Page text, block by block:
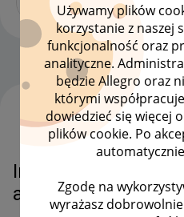
Używamy plików
korzystanie z naszej
funkcjonalność oraz
analityczne.
będzie Allegro oraz
którymi
dowiedzieć się więcej
plików cookie. Po
Zgodę na
wyrażasz
Allegro Delivery
Informacja o
allegro one